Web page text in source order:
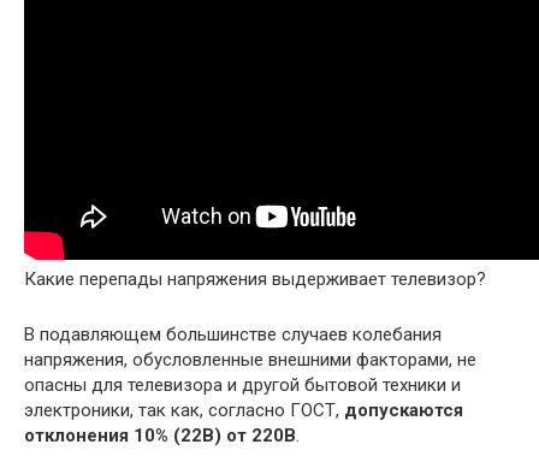
Какие перепады напряжения выдерживает телевизор?
В подавляющем большинстве случаев колебания
напряжения, обусловленные внешними факторами, не
опасны для телевизора и другой бытовой техники и
электроники, так как, согласно ГОСТ, допускаются
отклонения 10% (22В) от 220В.